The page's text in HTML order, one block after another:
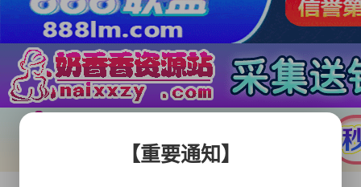
【重要通知】